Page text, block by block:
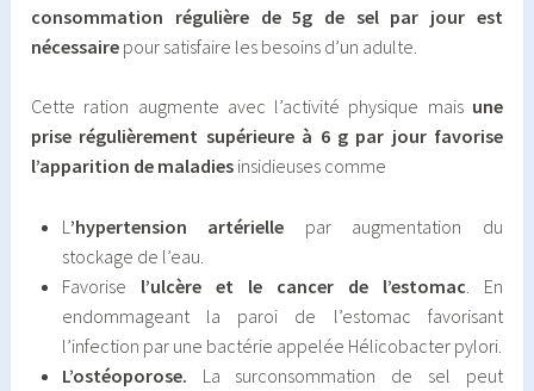
consommation régulière de 5g de sel par jour est
nécessaire pour satisfaire les besoins d’un adulte.
Cette ration augmente avec l’activité physique mais une
prise régulièrement supérieure à 6 g par jour favorise
l’apparition de maladies insidieuses comme
L ’hypertension artérielle par augmentation du
stockage de l’eau.
Favorise l’ulcère et le cancer de l’estomac . En
endommageant la paroi de l’estomac favorisant
l’infection par une bactérie appelée Hélicobacter pylori.
L’ostéoporose. La surconsommation de sel peut